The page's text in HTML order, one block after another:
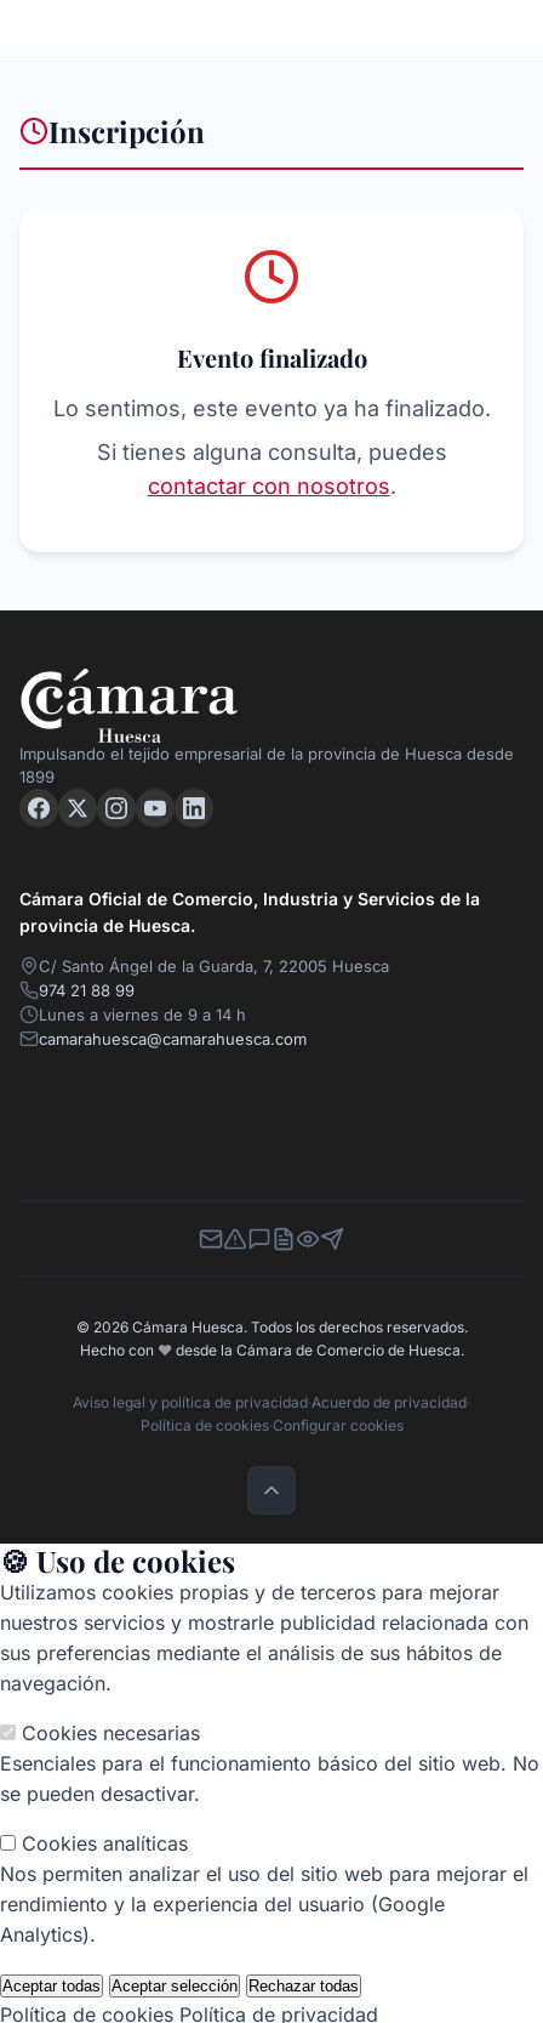
Inscripción
Evento finalizado
Lo sentimos, este evento ya ha finalizado.
Si tienes alguna consulta, puedes
contactar con nosotros.
Impulsando el tejido empresarial de la provincia de Huesca desde
1899
Cámara Oficial de Comercio, Industria y Servicios de la
provincia de Huesca.
C/ Santo Ángel de la Guarda, 7, 22005 Huesca
974 21 88 99
Lunes a viernes de 9 a 14 h
camarahuesca@camarahuesca.com
Newsletter
Canal de Denuncias
Buzón de Sugerencias
Perfil Contratante
Ley de Transparencia
Contacta con nosotros
© 2026 Cámara Huesca. Todos los derechos reservados.
Hecho con ❤️desde la Cámara de Comercio de Huesca.
Aviso legal y política de privacidad·Acuerdo de privacidad·
Política de cookies·Configurar cookies
🍪 Uso de cookies
Utilizamos cookies propias y de terceros para mejorar
nuestros servicios y mostrarle publicidad relacionada con
sus preferencias mediante el análisis de sus hábitos de
navegación.
Cookies necesarias
Esenciales para el funcionamiento básico del sitio web. No
se pueden desactivar.
Cookies analíticas
Nos permiten analizar el uso del sitio web para mejorar el
rendimiento y la experiencia del usuario (Google
Analytics).
Aceptar todas Aceptar selección Rechazar todas
Política de cookies Política de privacidad